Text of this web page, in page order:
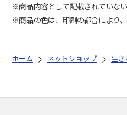
※商品内容として記載されていな
※商品の色は、印刷の都合により
ホーム ネットショップ 生